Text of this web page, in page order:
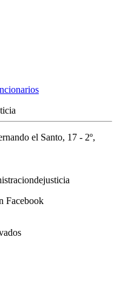
el Santo, 17 - 2º,
Facebook